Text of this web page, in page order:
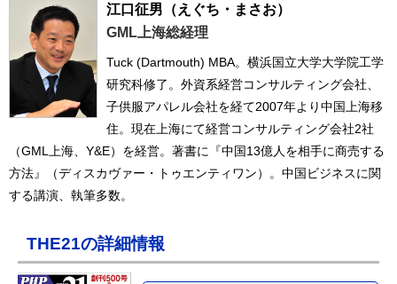
江口征男 （えぐち・まさお）
GML上海総経理
Tuck (Dartmouth) MBA。横浜国立大学大学院工学
研究科修了。外資系経営コンサルティング会社、
子供服アパレル会社を経て2007年より中国上海移
住。現在上海にて経営コンサルティング会社2社
（GML上海、Y&E）を経営。著書に『中国13億人を相手に商売する
方法』（ディスカヴァー・トゥエンティワン）。中国ビジネスに関
する講演、執筆多数。
THE21の詳細情報